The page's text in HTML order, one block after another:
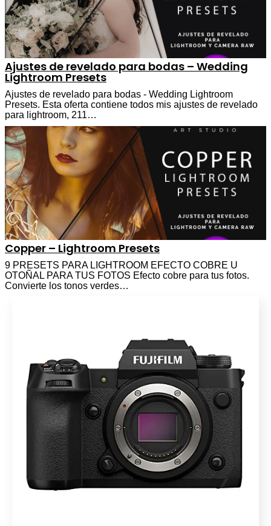
Ajustes de revelado para bodas – Wedding
Lightroom Presets
Ajustes de revelado para bodas - Wedding Lightroom
Presets. Esta oferta contiene todos mis ajustes de revelado
para lightroom, 211…
Copper – Lightroom Presets
9 PRESETS PARA LIGHTROOM EFECTO COBRE U
OTOÑAL PARA TUS FOTOS Efecto cobre para tus fotos.
Convierte los tonos verdes…